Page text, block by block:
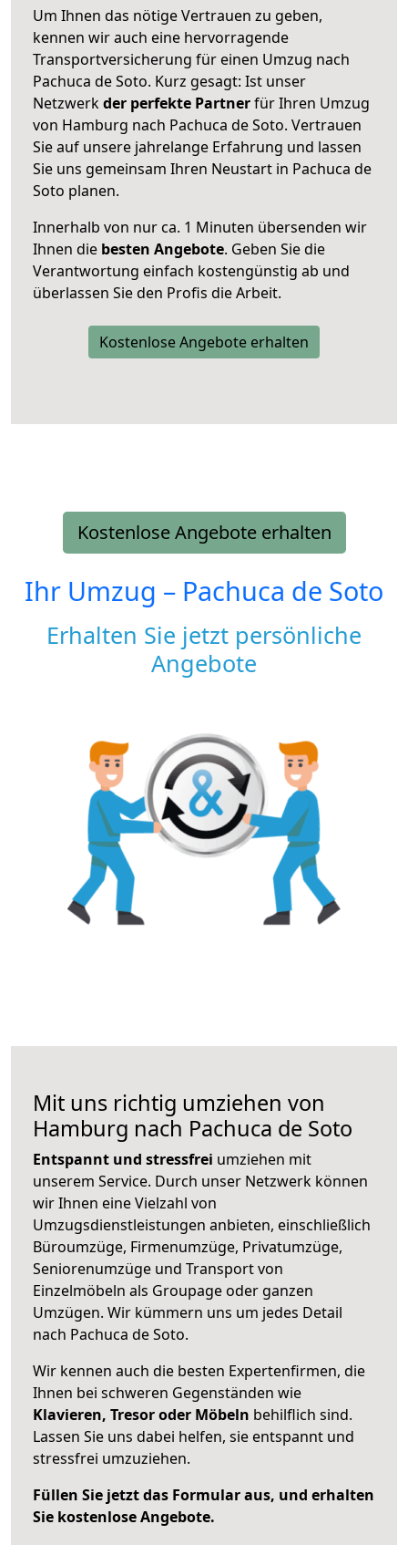
Um Ihnen das nötige Vertrauen zu geben,
kennen wir auch eine hervorragende
Transportversicherung für einen Umzug nach
Pachuca de Soto. Kurz gesagt: Ist unser
Netzwerkder perfekte Partnerfür Ihren Umzug
von Hamburg nach Pachuca de Soto. Vertrauen
Sie auf unsere jahrelange Erfahrung und lassen
Sie uns gemeinsam Ihren Neustart in Pachuca de
Soto planen.
Innerhalb von nur ca. 1 Minuten übersenden wir
Ihnen die besten Angebote. Geben Sie die
Verantwortung einfach kostengünstig ab und
überlassen Sie den Profis die Arbeit.
Kostenlose Angebote erhalten
Kostenlose Angebote erhalten
Ihr Umzug – Pachuca de Soto
Erhalten Sie jetzt persönliche
Angebote
Mit uns richtig umziehen von
Hamburg nach Pachuca de Soto
Entspannt und stressfrei umziehen mit
unserem Service. Durch unser Netzwerk können
wir Ihnen eine Vielzahl von
Umzugsdienstleistungen anbieten, einschließlich
Büroumzüge, Firmenumzüge, Privatumzüge,
Seniorenumzüge und Transport von
Einzelmöbeln als Groupage oder ganzen
Umzügen. Wir kümmern uns um jedes Detail
nach Pachuca de Soto.
Wir kennen auch die besten Expertenfirmen, die
Ihnen bei schweren Gegenständen wie
Klavieren, Tresor oder Möbeln behilflich sind.
Lassen Sie uns dabei helfen, sie entspannt und
stressfrei umzuziehen.
Füllen Sie jetzt das Formular aus, und erhalten
Sie kostenlose Angebote.